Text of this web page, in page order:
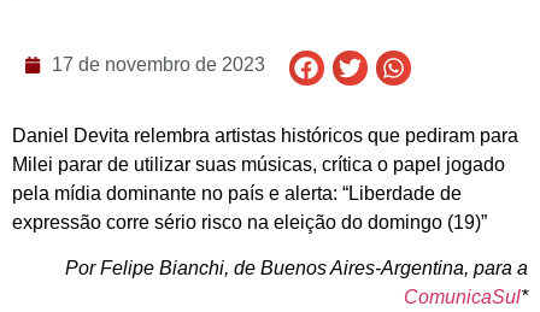
17 de novembro de 2023
Daniel Devita relembra artistas históricos que pediram para
Milei parar de utilizar suas músicas, crítica o papel jogado
pela mídia dominante no país e alerta: “Liberdade de
expressão corre sério risco na eleição do domingo (19)”
Por Felipe Bianchi, de Buenos Aires-Argentina, para a
ComunicaSul*